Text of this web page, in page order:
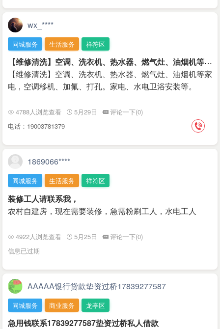
wx_****
同城服务 生活服务 祥符区
【
维修清洗】空调、洗衣机、热水器、燃气灶、油烟机等家电
【维修清洗】空调、洗衣机、热水器、燃气灶、油烟机等家
电，空调移机、加氟、打孔。家电、水电卫浴安装等。
4788人浏览查看 5月29日
评论一下(0)
电话：19003781379
1869066****
同城服务 生活服务 祥符区
装修工人请联系我，
农村自建房，现在需要装修，急需粉刷工人，水电工人
4922人浏览查看 5月25日
评论一下(0)
信息已过期
AAAAA银行贷款垫资过桥17839277587
同城服务 商业服务 龙亭区
急用钱联系17839277587垫资过桥私人借款